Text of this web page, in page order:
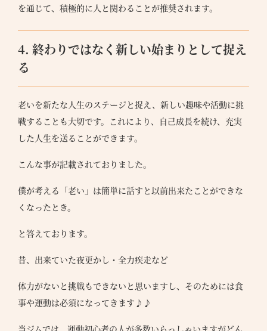
を通じて、積極的に人と関わることが推奨されます。
4. 終わりではなく新しい始まりとして捉え
る
老いを新たな人生のステージと捉え、新しい趣味や活動に挑
戦することも大切です。これにより、自己成長を続け、充実
した人生を送ることができます。
こんな事が記載されておりました。
僕が考える「老い」は簡単に話すと以前出来たことができな
くなったとき。
と答えております。
昔、出来ていた夜更かし・全力疾走など
体力がないと挑戦もできないと思いますし、そのためには食
事や運動は必須になってきます♪♪
当ジムでは、運動初心者の人が多数いらっしゃいますがどん